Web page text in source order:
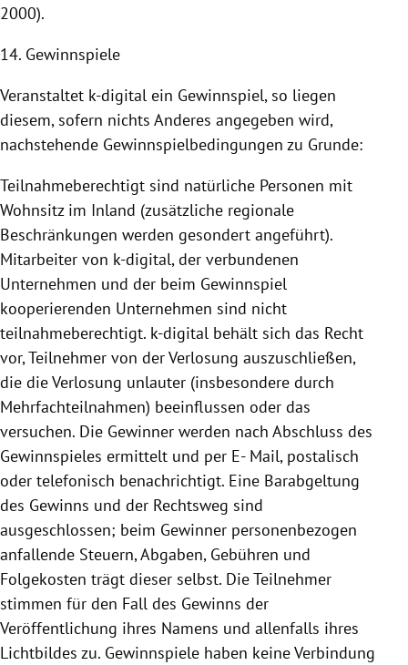
2000).
14. Gewinnspiele
Veranstaltet k-digital ein Gewinnspiel, so liegen
diesem, sofern nichts Anderes angegeben wird,
nachstehende Gewinnspielbedingungen zu Grunde:
Teilnahmeberechtigt sind natürliche Personen mit
Wohnsitz im Inland (zusätzliche regionale
Beschränkungen werden gesondert angeführt).
Mitarbeiter von k-digital, der verbundenen
Unternehmen und der beim Gewinnspiel
kooperierenden Unternehmen sind nicht
teilnahmeberechtigt. k-digital behält sich das Recht
vor, Teilnehmer von der Verlosung auszuschließen,
die die Verlosung unlauter (insbesondere durch
Mehrfachteilnahmen) beeinflussen oder das
versuchen. Die Gewinner werden nach Abschluss des
Gewinnspieles ermittelt und per E- Mail, postalisch
oder telefonisch benachrichtigt. Eine Barabgeltung
des Gewinns und der Rechtsweg sind
ausgeschlossen; beim Gewinner personenbezogen
anfallende Steuern, Abgaben, Gebühren und
Folgekosten trägt dieser selbst. Die Teilnehmer
stimmen für den Fall des Gewinns der
Veröffentlichung ihres Namens und allenfalls ihres
Lichtbildes zu. Gewinnspiele haben keine Verbindung